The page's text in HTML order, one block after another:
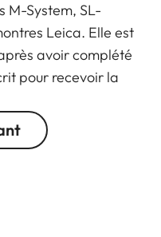
M-System, SL-
Leica. Elle est
avoir complété
pour recevoir la